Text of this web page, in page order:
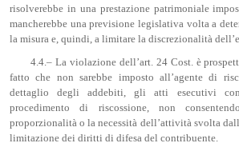
risolverebbe in una prestazione patrimoniale
mancherebbe una previsione legislativa volta a
la misura e, quindi, a limitare la discrezionalità
4.4.– La violazione dell’art. 24 Cost. è
fatto che non sarebbe imposto all’agente di
dettaglio degli addebiti, gli atti esecutivi
procedimento di riscossione, non
proporzionalità o la necessità dell’attività svolta
limitazione dei diritti di difesa del contribuente.